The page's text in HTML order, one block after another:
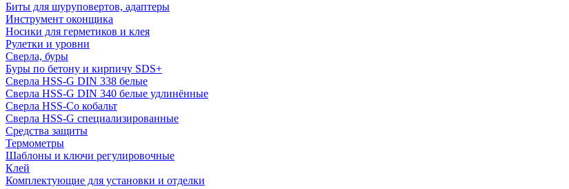
Биты для шуруповертов, адаптеры
Инструмент оконщика
Носики для герметиков и клея
Рулетки и уровни
Сверла, буры
Буры по бетону и кирпичу SDS+
Сверла HSS-G DIN 338 белые
Сверла HSS-G DIN 340 белые удлинённые
Сверла HSS-Co кобальт
Сверла HSS-G специализированные
Средства защиты
Термометры
Шаблоны и ключи регулировочные
Клей
Комплектующие для установки и отделки